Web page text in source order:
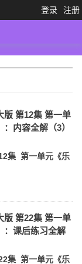
登录 注册
版 第12集 第一单
内容全解（3）
集 第一单元《乐
版 第22集 第一单
：课后练习全解
集 第一单元《乐